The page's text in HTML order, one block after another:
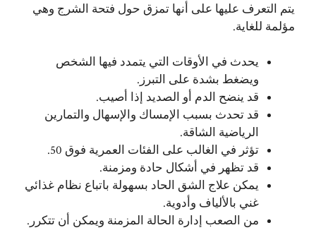
يتم التعرف عليها على أنها تمزق حول فتحة الشرج وهي
مؤلمة للغاية.
يحدث في الأوقات التي يتمدد فيها الشخص
ويضغط بشدة على التبرز.
قد ينضح الدم أو الصديد إذا أصيب.
قد تحدث بسبب الإمساك والإسهال والتمارين
الرياضية الشاقة.
تؤثر في الغالب على الفئات العمرية فوق 50.
قد تظهر في أشكال حادة ومزمنة.
يمكن علاج الشق الحاد بسهولة باتباع نظام غذائي
غني بالألياف وأدوية.
من الصعب إدارة الحالة المزمنة ويمكن أن تتكرر.